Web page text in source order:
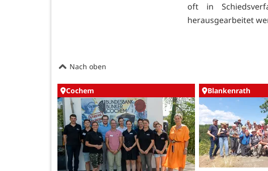
oft in
herausgearbeitet
Nach oben
Cochem Blankenrath